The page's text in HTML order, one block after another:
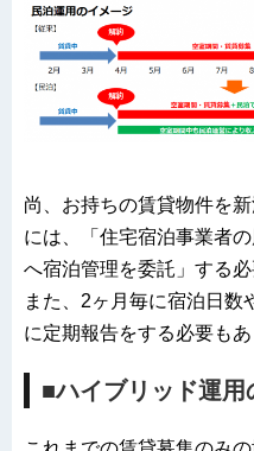
尚、お持ちの賃貸物件を
には、「住宅宿泊事業者
へ宿泊管理を委託」する必
また、2ヶ月毎に宿泊日数
に定期報告をする必要も
■ハイブリッド運用